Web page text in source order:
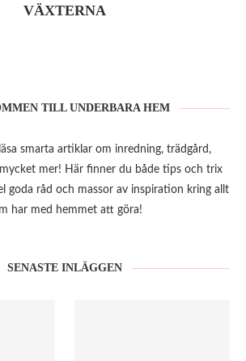
VÄXTERNA
TILL UNDERBARA HEM
smarta artiklar om inredning, trädgård,
mer! Här finner du både tips och trix
goda råd och massor av inspiration kring allt
har med hemmet att göra!
SENASTE INLÄGGEN